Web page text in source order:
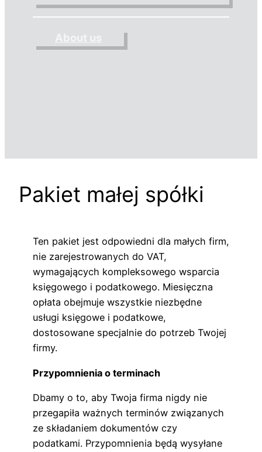
Pakiet małej spółki
Ten pakiet jest odpowiedni dla małych firm,
nie zarejestrowanych do VAT,
wymagających kompleksowego wsparcia
księgowego i podatkowego. Miesięczna
opłata obejmuje wszystkie niezbędne
usługi księgowe i podatkowe,
dostosowane specjalnie do potrzeb Twojej
firmy.
Przypomnienia o terminach
Dbamy o to, aby Twoja firma nigdy nie
przegapiła ważnych terminów związanych
ze składaniem dokumentów czy
podatkami. Przypomnienia będą wysyłane